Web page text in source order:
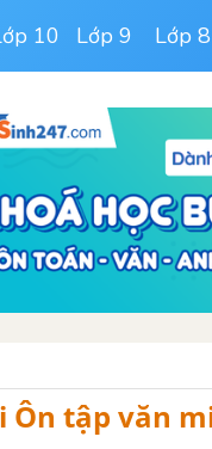
10 Lớp 9 Lớp 8
Ôn tập văn